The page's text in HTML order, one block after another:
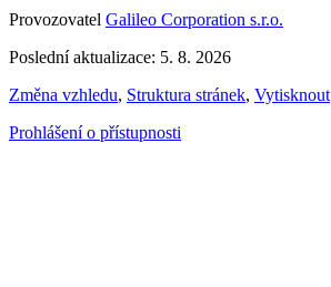
Provozovatel Galileo Corporation s.r.o.
Poslední aktualizace: 5. 8. 2026
Změna vzhledu, Struktura stránek, Vytisknout
Prohlášení o přístupnosti